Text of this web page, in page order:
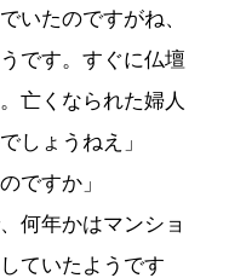
いたのですがね、
です。すぐに仏壇
亡くなられた婦人
しょうねえ」
ですか」
何年かはマンショ
ていたようです